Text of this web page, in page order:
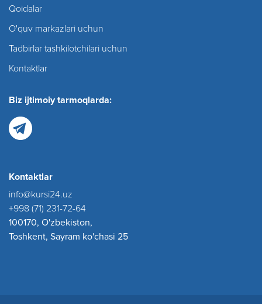
Qoidalar
O'quv markazlari uchun
Tadbirlar tashkilotchilari uchun
Kontaktlar
Biz ijtimoiy tarmoqlarda:
Kontaktlar
info@kursi24.uz
+998 (71) 231-72-64
100170, O'zbekiston,
Toshkent, Sayram ko'chasi 25